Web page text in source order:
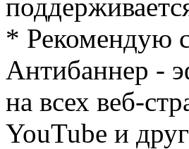
* Рекомендую
Антибаннер -
на всех веб-
YouTube и